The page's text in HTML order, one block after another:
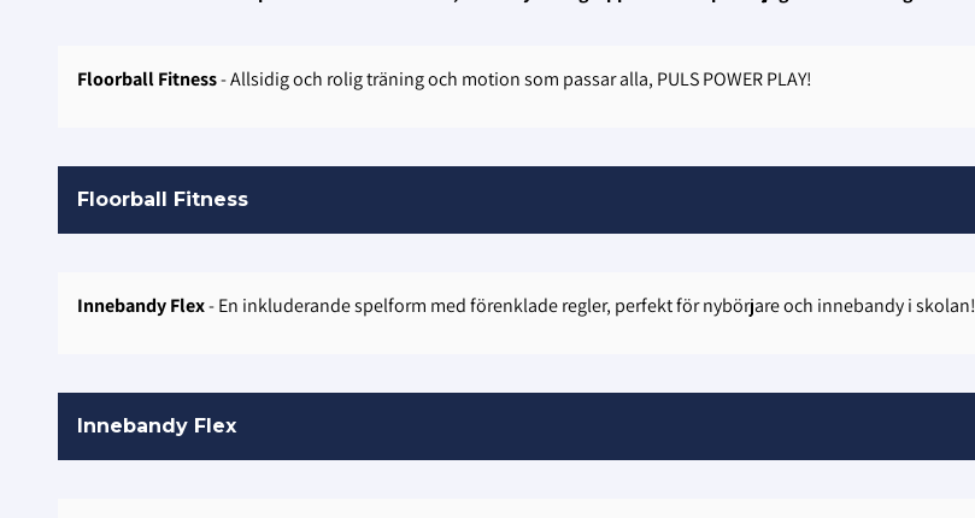
Floorball Fitness- Allsidig och rolig träning och motion som passar alla, PULS POWER PLAY!
Floorball Fitness
Innebandy Flex- En inkluderande spelform med förenklade regler, perfekt för nybörjare och innebandy i skolan!
Innebandy Flex